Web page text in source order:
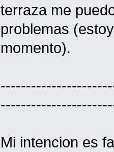
terraza me
problemas
momento).
Mi intencion es